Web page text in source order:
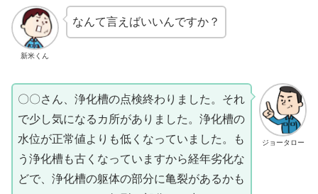
新米くん
なんて言えばいいんですか？
ジョータロー
〇〇さん、浄化槽の点検終わりました。それ
で少し気になるカ所がありました。浄化槽の
水位が正常値よりも低くなっていました。も
う浄化槽も古くなっていますから経年劣化な
どで、浄化槽の躯体の部分に亀裂があるかも